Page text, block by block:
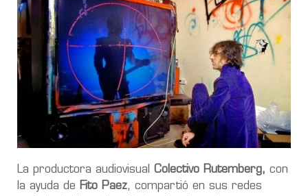
La productora audiovisual Colectivo Rutemberg, con
la ayuda de Fito Paez, compartió en sus redes